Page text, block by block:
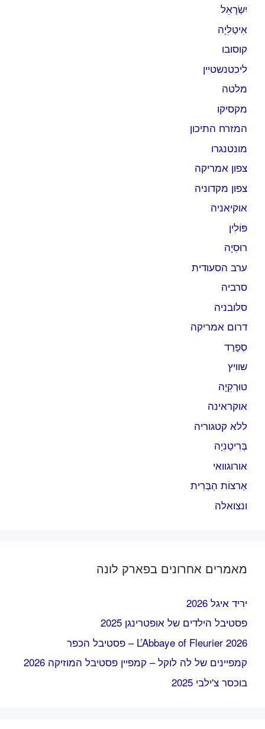
יִשְׂרָאֵל
אִיטַלִיָה
קוסובו
ליכטנשטיין
מלטה
מקסיקו
המזרח התיכון
מונטנגרו
צפון אמריקה
צפון מקדוניה
אוקיאניה
פּוֹלִין
רוּסִיָה
ערב הסעודית
סרביה
סלובניה
דרום אמריקה
סְפָרַד
שוויץ
טוּרְקִיָה
אוקראינה
ללא קטגוריה
בְּרִיטַנִיָה
אורוגוואי
אַרצוֹת הַבְּרִית
ונצואלה
מאמרים אחרונים בפארק לונה
יריד איגל 2026
פסטיבל הילדים של אופטרינגן 2025
L’Abbaye of Fleurier 2026 – פסטיבל הכפר
קמפיינים של לה לוקל – קמפיין פסטיבל המוזיקה 2026
בוכסר צ'ילבי 2025